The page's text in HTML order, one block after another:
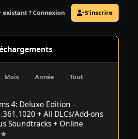
? Connexion S’inscrire
Mois Année Tout
4: Deluxe Edition –
+ All DLCs/Add-ons
Soundtracks + Online